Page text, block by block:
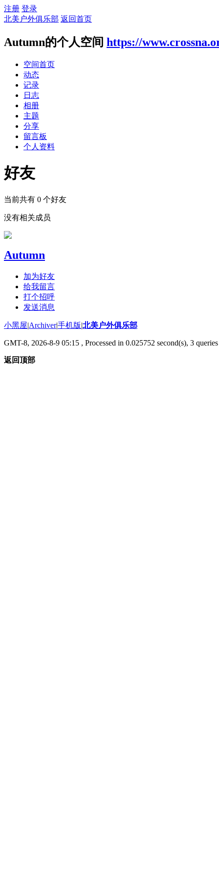
注册 登录
北美户外俱乐部 返回首页
Autumn的个人空间 https://
空间首页
动态
记录
日志
相册
主题
分享
留言板
个人资料
好友
当前共有 0 个好友
没有相关成员
Autumn
加为好友
给我留言
打个招呼
发送消息
小黑屋|Archiver|手机版|北美户外俱乐部
GMT-8, 2026-8-9 05:15 , Processed in 0.025752 second(s), 3
返回顶部